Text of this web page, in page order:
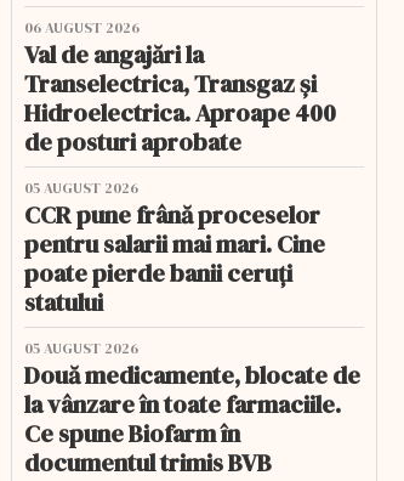
06 AUGUST 2026
Val de angajări la
Transelectrica, Transgaz și
Hidroelectrica. Aproape 400
de posturi aprobate
05 AUGUST 2026
CCR pune frână proceselor
pentru salarii mai mari. Cine
poate pierde banii ceruți
statului
05 AUGUST 2026
Două medicamente, blocate de
la vânzare în toate farmaciile.
Ce spune Biofarm în
documentul trimis BVB